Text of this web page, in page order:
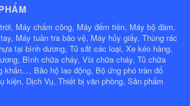
Máy chấm công, Máy đếm tiền, Máy bộ đàm,
Máy tuần tra bảo vệ, Máy hủy giấy, Thùng rác
tại bình dương, Tủ sắt các loại, Xe kéo hàng,
Bình chữa cháy, Vòi chữa cháy, Tủ chữa
khẩn..., Bảo hộ lao động, Bộ ứng phó tràn đổ
kiện, Dịch Vụ, Thiết bị văn phòng, Sản phẩm